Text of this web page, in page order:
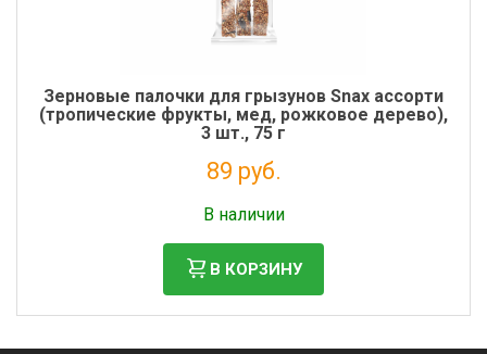
Зерновые палочки для грызунов Snax ассорти
(тропические фрукты, мед, рожковое дерево),
3 шт., 75 г
89 руб.
В наличии
В КОРЗИНУ